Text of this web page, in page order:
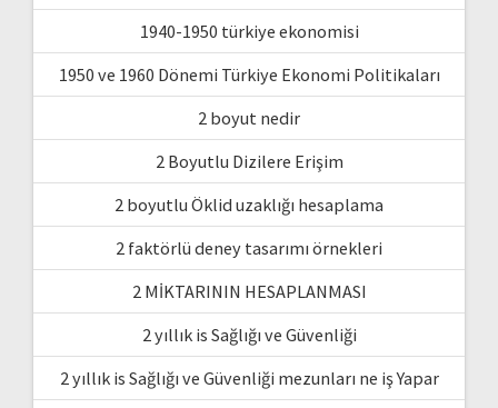
1940-1950 türkiye ekonomisi
1950 ve 1960 Dönemi Türkiye Ekonomi Politikaları
2 boyut nedir
2 Boyutlu Dizilere Erişim
2 boyutlu Öklid uzaklığı hesaplama
2 faktörlü deney tasarımı örnekleri
2 MİKTARININ HESAPLANMASI
2 yıllık is Sağlığı ve Güvenliği
2 yıllık is Sağlığı ve Güvenliği mezunları ne iş Yapar